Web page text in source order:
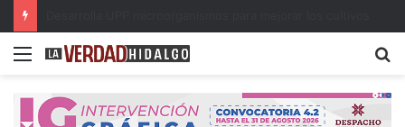
Menu